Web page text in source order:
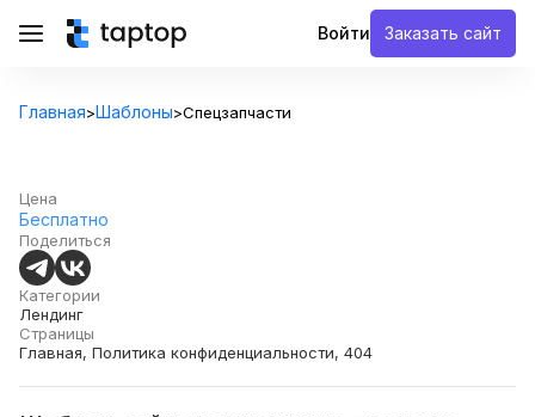
Войти Заказать сайт
Главная>Шаблоны>Спецзапчасти
Цена
Бесплатно
Категории
Лендинг
Страницы
Главная, Политика конфиденциальности, 404
Поделиться